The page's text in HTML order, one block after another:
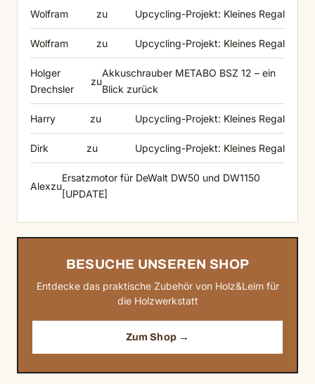
Wolfram zu Upcycling-Projekt: Kleines Regal
Wolfram zu Upcycling-Projekt: Kleines Regal
Holger
Drechsler
zu
Akkuschrauber METABO BSZ 12 – ein
Blick zurück
Harry zu Upcycling-Projekt: Kleines Regal
Dirk zu Upcycling-Projekt: Kleines Regal
Alexzu
Ersatzmotor für DeWalt DW50 und DW1150
[UPDATE]
BESUCHE UNSEREN SHOP
Entdecke das praktische Zubehör von Holz&Leim für
die Holzwerkstatt
Zum Shop →